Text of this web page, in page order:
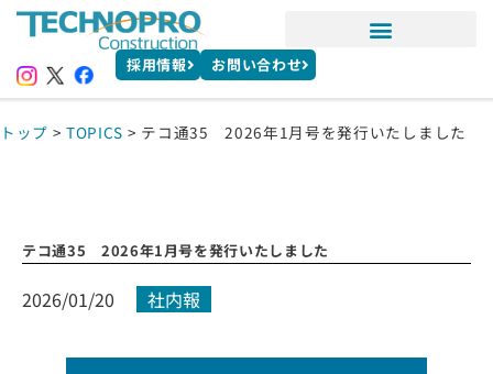
採用情報 お問い合わせ
トップ >TOPICS > テコ通35 2026年1月号を発行いたしました
テコ通35 2026年1月号を発行いたしました
2026/01/20 社内報